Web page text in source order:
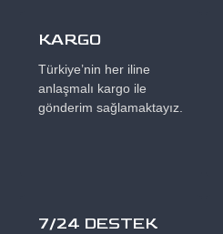
KARGO
Türkiye’nin her iline
anlaşmalı kargo ile
gönderim sağlamaktayız.
7/24 DESTEK